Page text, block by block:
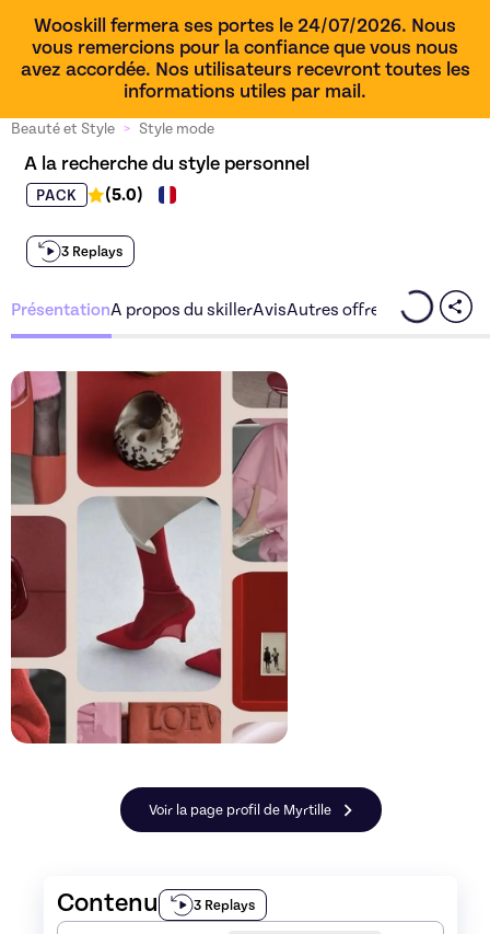
Wooskill fermera ses portes le 24/07/2026. Nous
vous remercions pour la confiance que vous nous
avez accordée. Nos utilisateurs recevront toutes les
informations utiles par mail.
Beauté et Style > Style mode
A la recherche du style personnel
PACK (5.0)
3 Replays
PrésentationA propos du skillerAvisAutres offres du skiller
Voir la page profil de Myrtille
Contenu 3 Replays